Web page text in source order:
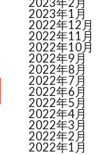
2023年1月
2022年12月
2022年11月
2022年10月
2022年9月
2022年8月
2022年7月
2022年6月
2022年5月
2022年4月
2022年3月
2022年2月
2022年1月